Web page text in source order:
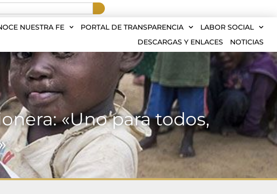
NUESTRA FE PORTAL DE TRANSPARENCIA
LABOR SOCIAL
DESCARGAS Y ENLACES
NOTICIAS
«Uno para todos,